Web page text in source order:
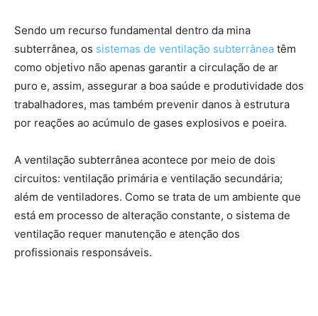
Sendo um recurso fundamental dentro da mina
subterrânea, os sistemas de ventilação subterrânea têm
como objetivo não apenas garantir a circulação de ar
puro e, assim, assegurar a boa saúde e produtividade dos
trabalhadores, mas também prevenir danos à estrutura
por reações ao acúmulo de gases explosivos e poeira.
A ventilação subterrânea acontece por meio de dois
circuitos: ventilação primária e ventilação secundária;
além de ventiladores. Como se trata de um ambiente que
está em processo de alteração constante, o sistema de
ventilação requer manutenção e atenção dos
profissionais responsáveis.